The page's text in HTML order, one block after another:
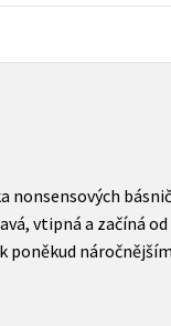
nonsensových
vtipná a začíná
poněkud